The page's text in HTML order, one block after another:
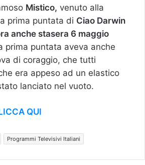
Mistico, venuto alla
prima puntata di Ciao Darwin
anche stasera 6 maggio
prima puntata aveva anche
di coraggio, che tutti
era appeso ad un elastico
lanciato nel vuoto.
QUI
Programmi Televisivi Italiani